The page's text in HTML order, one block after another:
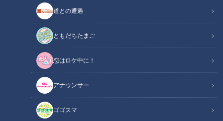
道との遭遇
ともだちたまご
恋はロケ中に！
アナウンサー
ゴゴスマ
マヂ学校に向かいます
『マヂカルラブリー』の野田クリスタルと村上の二人が東海地
方の学校におじゃまし、今どきの“リアルな学校生活”を紹介す
る『マヂ学校に向かいます』。
今回は、愛知県新城市にある『愛知県立新城有教館(ゆうきょ
うかん)高等学校』です。